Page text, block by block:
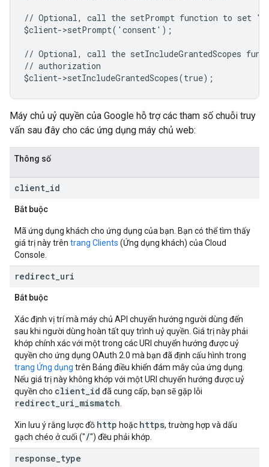
// Optional, call the setPrompt function to set
$client->setPrompt('consent');
// Optional, call the setIncludeGrantedScopes
// authorization
$client->setIncludeGrantedScopes(true);
Máy chủ uỷ quyền của Google hỗ trợ các tham số chuỗi truy
vấn sau đây cho các ứng dụng máy chủ web:
Thông số
client id
Bắt buộc
Mã ứng dụng khách cho ứng dụng của bạn. Bạn có thể tìm thấy
giá trị này trên trang Clients (Ứng dụng khách) của Cloud
Console.
redirect uri
Bắt buộc
Xác định vị trí mà máy chủ API chuyển hướng người dùng đến
sau khi người dùng hoàn tất quy trình uỷ quyền. Giá trị này phải
khớp chính xác với một trong các URI chuyển hướng được uỷ
quyền cho ứng dụng OAuth 2.0 mà bạn đã định cấu hình trong
trang Ứng dụng trên Bảng điều khiển đám mây của ứng dụng.
Nếu giá trị này không khớp với một URI chuyển hướng được uỷ
quyền cho client_id đã cung cấp, bạn sẽ gặp lỗi
redirect_uri_mismatch
Xin lưu ý rằng lược đồ http hoặc https, trường hợp và dấu
gạch chéo ở cuối ("/") đều phải khớp.
response type